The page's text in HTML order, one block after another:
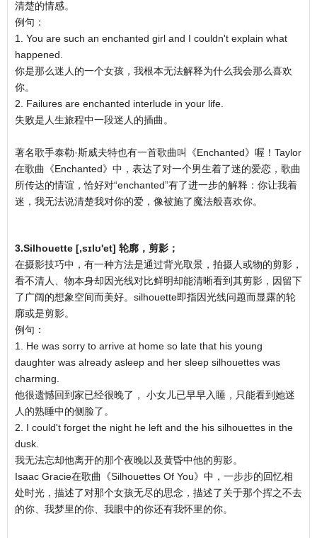
清楚的情感。
例句：
1. You are such an enchanted girl and I couldn't explain what
happened.
你是那么迷人的一个女孩，我根本无法解释为什么我会那么喜欢
你。
2. Failures are enchanted interlude in your life.
失败是人生旅程中一段迷人的插曲。
著名歌手泰勒·斯威夫特也有一首歌曲叫《Enchanted》喔！Taylor
在歌曲《Enchanted》中，表达了对一个男生着了迷的爱恋，歌曲
所传达的情谊，恰好对“enchanted”有了进一步的解释：你让我着
迷，我无法说清楚我对你的爱，像被施了魔法般喜欢你。
3.Silhouette [,sɪlʊ'et] 轮廓，剪影；
在摄影技巧中，有一种方法是通过背光取景，拍摄人或物的剪影，
看不清人、物本身却因光线对比鲜明却能清晰看到其剪影，因留下
了广阔的想象空间而美好。silhouette即指因光线问题而显露的轮
廓或是剪影。
例句：
1. He was sorry to arrive at home so late that his young
daughter was already asleep and her sleep silhouettes was
charming.
他很遗憾回到家已经很晚了， 小女儿已早早入睡，只能看到她迷
人的熟睡中的侧脸了。
2. I could't forget the night he left and the his silhouettes in the
dusk.
我无法忘却他离开的那个夜晚以及黄昏中他的剪影。
Isaac Gracie在歌曲《Silhouettes Of You》中，一步步的回忆相
处时光，描述了对那个女孩无尽的思念，描述了关于那个挥之不去
的你、我梦里的你、我眼中的你还有我怀里的你。